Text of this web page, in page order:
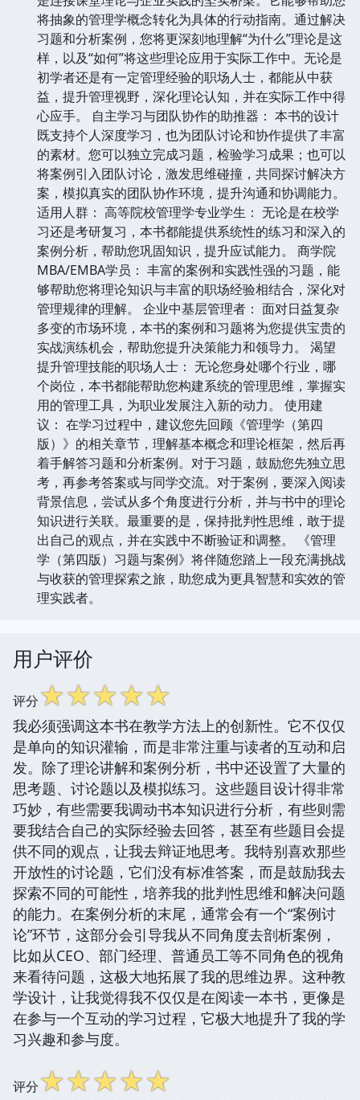
将抽象的管理学概念转化为具体的行动指南。通过解决
习题和分析案例，您将更深刻地理解“为什么”理论是这
样，以及“如何”将这些理论应用于实际工作中。无论是
初学者还是有一定管理经验的职场人士，都能从中获
益，提升管理视野，深化理论认知，并在实际工作中得
心应手。 自主学习与团队协作的助推器： 本书的设计
既支持个人深度学习，也为团队讨论和协作提供了丰富
的素材。您可以独立完成习题，检验学习成果；也可以
将案例引入团队讨论，激发思维碰撞，共同探讨解决方
案，模拟真实的团队协作环境，提升沟通和协调能力。
适用人群： 高等院校管理学专业学生： 无论是在校学
习还是考研复习，本书都能提供系统性的练习和深入的
案例分析，帮助您巩固知识，提升应试能力。 商学院
MBA/EMBA学员： 丰富的案例和实践性强的习题，能
够帮助您将理论知识与丰富的职场经验相结合，深化对
管理规律的理解。 企业中基层管理者： 面对日益复杂
多变的市场环境，本书的案例和习题将为您提供宝贵的
实战演练机会，帮助您提升决策能力和领导力。 渴望
提升管理技能的职场人士： 无论您身处哪个行业，哪
个岗位，本书都能帮助您构建系统的管理思维，掌握实
用的管理工具，为职业发展注入新的动力。 使用建
议： 在学习过程中，建议您先回顾《管理学（第四
版）》的相关章节，理解基本概念和理论框架，然后再
着手解答习题和分析案例。对于习题，鼓励您先独立思
考，再参考答案或与同学交流。对于案例，要深入阅读
背景信息，尝试从多个角度进行分析，并与书中的理论
知识进行关联。最重要的是，保持批判性思维，敢于提
出自己的观点，并在实践中不断验证和调整。 《管理
学（第四版）习题与案例》将伴随您踏上一段充满挑战
与收获的管理探索之旅，助您成为更具智慧和实效的管
理实践者。
用户评价
评分☆☆☆☆☆
我必须强调这本书在教学方法上的创新性。它不仅仅
是单向的知识灌输，而是非常注重与读者的互动和启
发。除了理论讲解和案例分析，书中还设置了大量的
思考题、讨论题以及模拟练习。这些题目设计得非常
巧妙，有些需要我调动书本知识进行分析，有些则需
要我结合自己的实际经验去回答，甚至有些题目会提
供不同的观点，让我去辩证地思考。我特别喜欢那些
开放性的讨论题，它们没有标准答案，而是鼓励我去
探索不同的可能性，培养我的批判性思维和解决问题
的能力。在案例分析的末尾，通常会有一个“案例讨
论”环节，这部分会引导我从不同角度去剖析案例，
比如从CEO、部门经理、普通员工等不同角色的视角
来看待问题，这极大地拓展了我的思维边界。这种教
学设计，让我觉得我不仅仅是在阅读一本书，更像是
在参与一个互动的学习过程，它极大地提升了我的学
习兴趣和参与度。
评分☆☆☆☆☆